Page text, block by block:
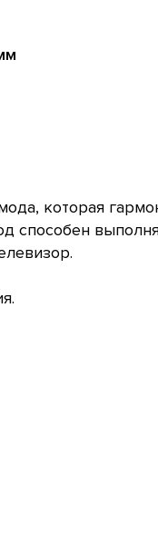
которая
способен